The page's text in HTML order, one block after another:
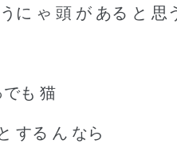
に ゃ 頭 が ある と 思
でも 猫
する ん なら